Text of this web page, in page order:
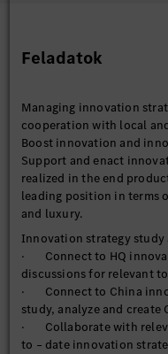
Feladatok
Managing innovation
cooperation with local
Boost innovation and
Support and enact
realized in the end
leading position in terms
and luxury.
Innovation strategy study
· Connect to HQ
discussions for relevant
· Connect to China
study, analyze and
· Collaborate with
to – date innovation